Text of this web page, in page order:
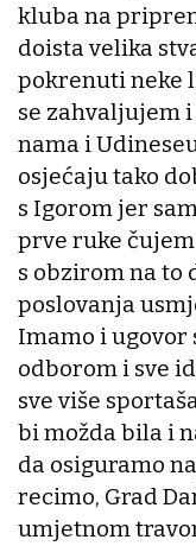
kluba na
doista velika
pokrenuti neke
se zahvaljujem
nama i
osjećaju tako
s Igorom jer
prve ruke
s obzirom na to
poslovanja
Imamo i
odborom i sve
sve više
bi možda bila i
da osiguramo
recimo, Grad
umjetnom